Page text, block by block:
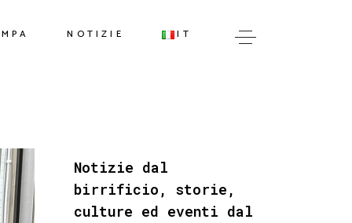
NOTIZIE IT
Notizie dal
birrificio, storie,
culture ed eventi dal